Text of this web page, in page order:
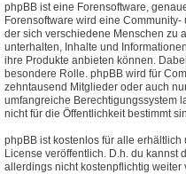
phpBB ist eine Forensoftware,
Forensoftware wird eine
der sich verschiedene Menschen zu
unterhalten, Inhalte und
ihre Produkte anbieten können.
besondere Rolle. phpBB wird für
zehntausend Mitglieder oder auch
umfangreiche Berechtigungssystem
nicht für die Öffentlichkeit bestimmt
phpBB ist kostenlos für alle
License veröffentlich. D.h. du kannst
allerdings nicht kostenpflichtig